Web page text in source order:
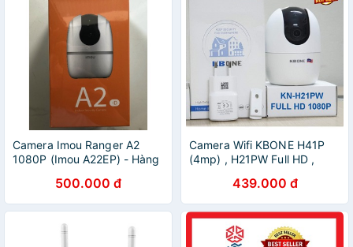
Camera Imou Ranger A2
1080P (Imou A22EP) - Hàng
500.000 đ
Camera Wifi KBONE H41P
(4mp) , H21PW Full HD ,
( Imou A22ep imou A22 và
Imou c22ep imou C22 )
439.000 đ